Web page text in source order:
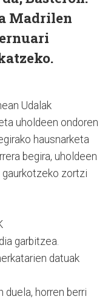
Madrilen
Udalak
uholdeen ondoren
hausnarketa
begira, uholdeen
zortzi
garbitzea.
datuak
horren berri